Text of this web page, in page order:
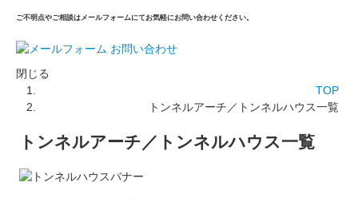
ご不明点やご相談はメールフォームにてお気軽にお問い合わせください。
閉じる
TOP
トンネルアーチ／トンネルハウス一覧
トンネルアーチ／トンネルハウス一覧